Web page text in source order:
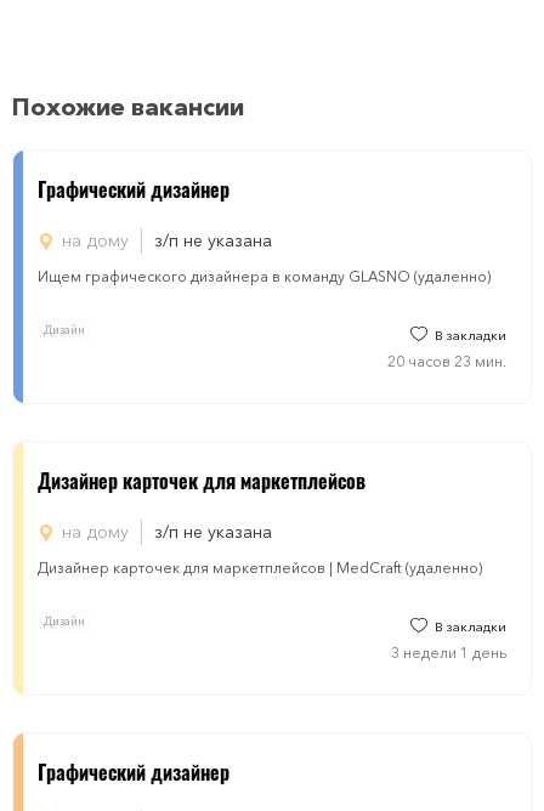
Похожие вакансии
Графический дизайнер
на дому з/п не указана
Ищем графического дизайнера в команду GLASNO (удаленно)
Дизайн В закладки
20 часов 23 мин.
Дизайнер карточек для маркетплейсов
на дому з/п не указана
Дизайнер карточек для маркетплейсов | MedCraft (удаленно)
Дизайн В закладки
3 недели 1 день
Графический дизайнер